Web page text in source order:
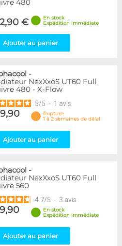
480
€
En stock
Expédition immédiate
Ajouter au panier
-
NexXxoS UT60 Full
480 - X-Flow
5/5 - 1 avis
Rupture
1 à 2 semaines de délai
Ajouter au panier
-
NexXxoS UT60 Full
560
4.7/5 - 3 avis
En stock
Expédition immédiate
Ajouter au panier